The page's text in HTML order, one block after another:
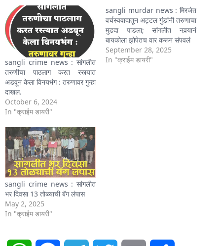
sangli crime news : सांगलीत
तरुणीचा पाठलाग करत रस्त्यात
अडवून केला विनयभंग : तरुणावर गुन्हा
दाखल.
October 6, 2024
In "क्राईम डायरी"
sangli murdar news : मिरजेत
वर्चस्ववादातून अट्टल गुंडांनी तरुणाचा
मुडदा पाडला; सांगलीत नवर्‍यानं
बायकोला झोपेतच वार करून संपवलं
September 28, 2025
In "क्राईम डायरी"
sangli crime news : सांगलीत
भर दिवसा 13 तोळ्याची बॅग लंपास
May 2, 2025
In "क्राईम डायरी"